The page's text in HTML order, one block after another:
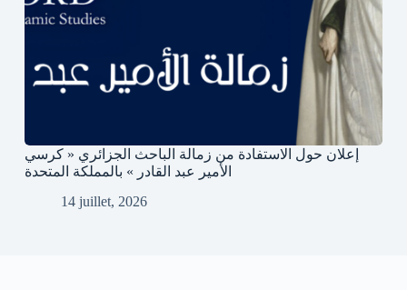
إعلان حول الاستفادة من زمالة الباحث الجزائري « كرسي
الأمير عبد القادر » بالمملكة المتحدة
14 juillet, 2026